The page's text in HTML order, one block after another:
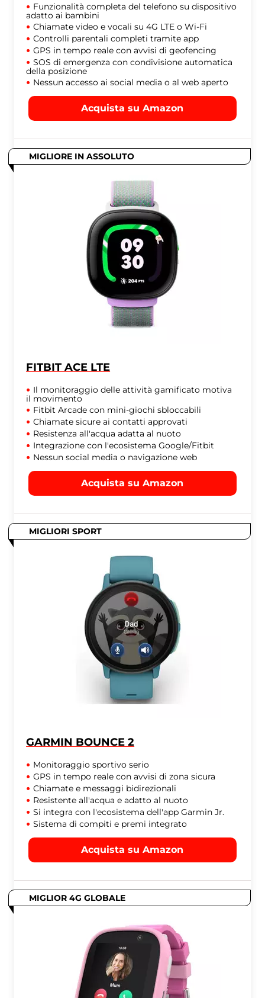
Funzionalità completa del telefono su dispositivo
adatto ai bambini
Chiamate video e vocali su 4G LTE o Wi-Fi
Controlli parentali completi tramite app
GPS in tempo reale con avvisi di geofencing
SOS di emergenza con condivisione automatica
della posizione
Nessun accesso ai social media o al web aperto
Acquista su Amazon
MIGLIORE IN ASSOLUTO
FITBIT ACE LTE
Il monitoraggio delle attività gamificato motiva
il movimento
Fitbit Arcade con mini-giochi sbloccabili
Chiamate sicure ai contatti approvati
Resistenza all'acqua adatta al nuoto
Integrazione con l'ecosistema Google/Fitbit
Nessun social media o navigazione web
Acquista su Amazon
MIGLIORI SPORT
GARMIN BOUNCE 2
Monitoraggio sportivo serio
GPS in tempo reale con avvisi di zona sicura
Chiamate e messaggi bidirezionali
Resistente all'acqua e adatto al nuoto
Si integra con l'ecosistema dell'app Garmin Jr.
Sistema di compiti e premi integrato
Acquista su Amazon
MIGLIOR 4G GLOBALE